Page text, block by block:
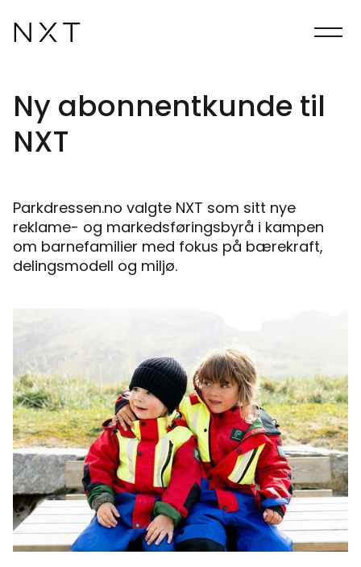
Ny abonnentkunde til
NXT
Parkdressen.no valgte NXT som sitt nye
reklame- og markedsføringsbyrå i kampen
om barnefamilier med fokus på bærekraft,
delingsmodell og miljø.